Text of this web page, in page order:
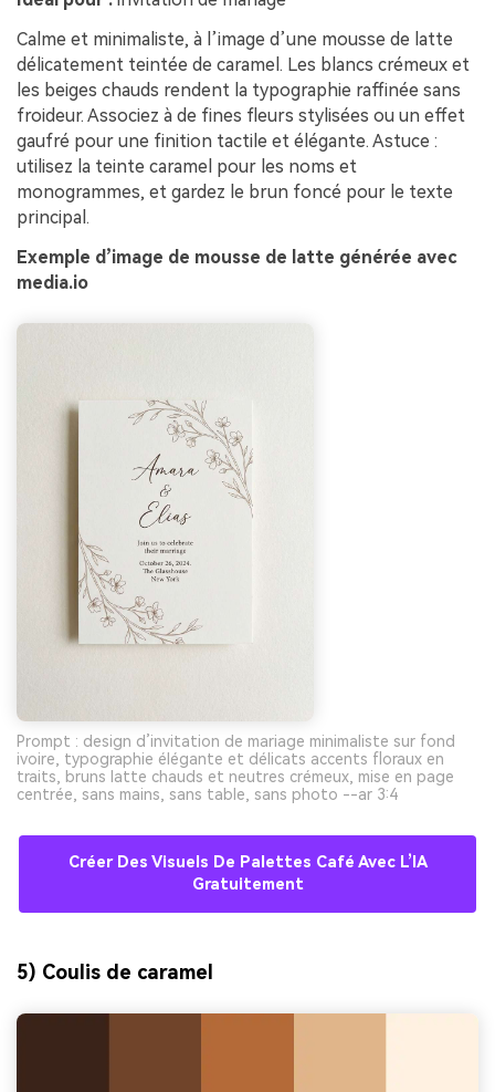
Calme et minimaliste, à l’image d’une mousse de latte
délicatement teintée de caramel. Les blancs crémeux et
les beiges chauds rendent la typographie raffinée sans
froideur. Associez à de fines fleurs stylisées ou un effet
gaufré pour une finition tactile et élégante. Astuce :
utilisez la teinte caramel pour les noms et
monogrammes, et gardez le brun foncé pour le texte
principal.
Exemple d’image de mousse de latte générée avec
media.io
Prompt : design d’invitation de mariage minimaliste sur fond
ivoire, typographie élégante et délicats accents floraux en
traits, bruns latte chauds et neutres crémeux, mise en page
centrée, sans mains, sans table, sans photo --ar 3:4
Créer Des Visuels De Palettes Café Avec L’IA
Gratuitement
5) Coulis de caramel